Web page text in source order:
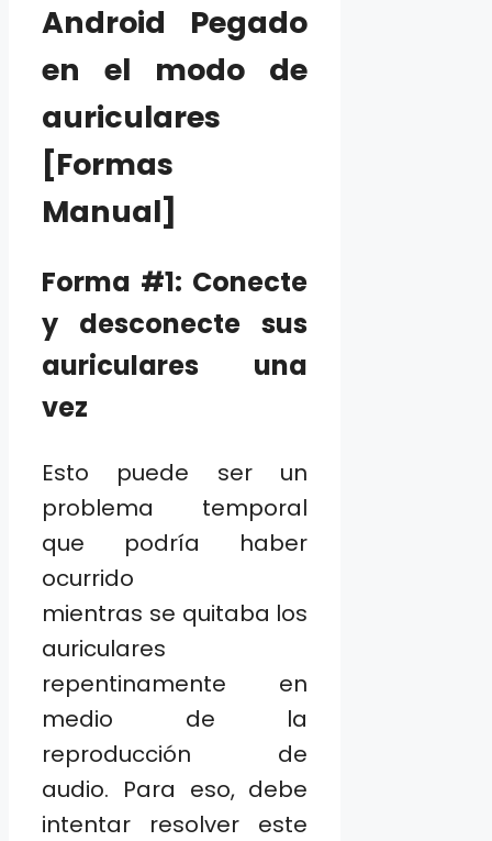
Android Pegado
en el modo de
auriculares
[Formas
Manual]
Forma #1: Conecte
y desconecte sus
auriculares una
vez
Esto puede ser un
problema temporal
que podría haber
ocurrido
mientras se quitaba los
auriculares
repentinamente en
medio de la
reproducción de
audio. Para eso, debe
intentar resolver este